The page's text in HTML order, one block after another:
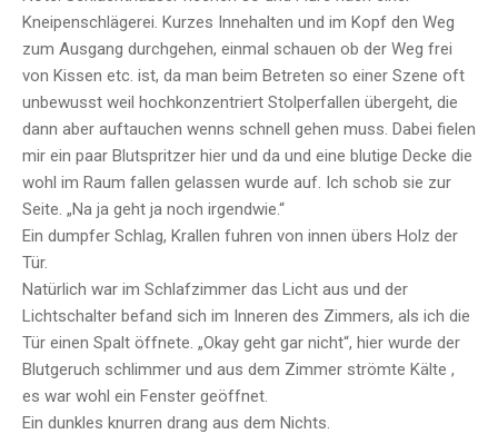
Kneipenschlägerei. Kurzes Innehalten und im Kopf den Weg
zum Ausgang durchgehen, einmal schauen ob der Weg frei
von Kissen etc. ist, da man beim Betreten so einer Szene oft
unbewusst weil hochkonzentriert Stolperfallen übergeht, die
dann aber auftauchen wenns schnell gehen muss. Dabei fielen
mir ein paar Blutspritzer hier und da und eine blutige Decke die
wohl im Raum fallen gelassen wurde auf. Ich schob sie zur
Seite. „Na ja geht ja noch irgendwie.“
Ein dumpfer Schlag, Krallen fuhren von innen übers Holz der
Tür.
Natürlich war im Schlafzimmer das Licht aus und der
Lichtschalter befand sich im Inneren des Zimmers, als ich die
Tür einen Spalt öffnete. „Okay geht gar nicht“, hier wurde der
Blutgeruch schlimmer und aus dem Zimmer strömte Kälte ,
es war wohl ein Fenster geöffnet.
Ein dunkles knurren drang aus dem Nichts.